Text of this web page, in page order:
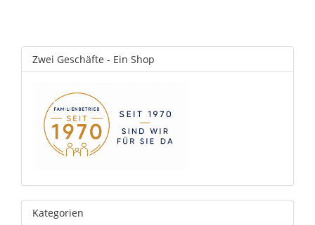
Zwei Geschäfte - Ein Shop
Kategorien